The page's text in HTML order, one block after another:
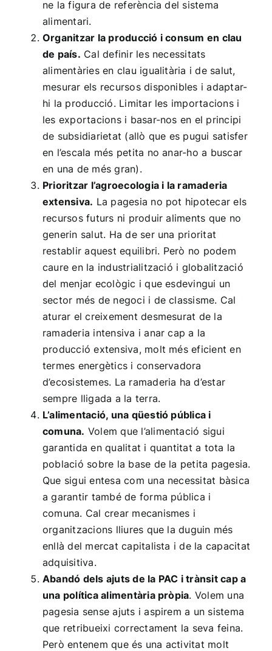
ne la figura de referència del sistema
alimentari.
Organitzar la producció i consum en clau
de país. Cal definir les necessitats
alimentàries en clau igualitària i de salut,
mesurar els recursos disponibles i adaptar-
hi la producció. Limitar les importacions i
les exportacions i basar-nos en el principi
de subsidiarietat (allò que es pugui satisfer
en l’escala més petita no anar-ho a buscar
en una de més gran).
Prioritzar l’agroecologia i la ramaderia
extensiva. La pagesia no pot hipotecar els
recursos futurs ni produir aliments que no
generin salut. Ha de ser una prioritat
restablir aquest equilibri. Però no podem
caure en la industrialització i globalització
del menjar ecològic i que esdevingui un
sector més de negoci i de classisme. Cal
aturar el creixement desmesurat de la
ramaderia intensiva i anar cap a la
producció extensiva, molt més eficient en
termes energètics i conservadora
d’ecosistemes. La ramaderia ha d’estar
sempre lligada a la terra.
L’alimentació, una qüestió pública i
comuna. Volem que l’alimentació sigui
garantida en qualitat i quantitat a tota la
població sobre la base de la petita pagesia.
Que sigui entesa com una necessitat bàsica
a garantir també de forma pública i
comuna. Cal crear mecanismes i
organitzacions lliures que la duguin més
enllà del mercat capitalista i de la capacitat
adquisitiva.
Abandó dels ajuts de la PAC i trànsit cap a
una política alimentària pròpia. Volem una
pagesia sense ajuts i aspirem a un sistema
que retribueixi correctament la seva feina.
Però entenem que és una activitat molt